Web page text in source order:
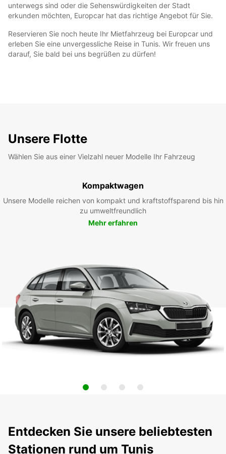
unterwegs sind oder die Sehenswürdigkeiten der Stadt
erkunden möchten, Europcar hat das richtige Angebot für Sie.
Reservieren Sie noch heute Ihr Mietfahrzeug bei Europcar und
erleben Sie eine unvergessliche Reise in Tunis. Wir freuen uns
darauf, Sie bald bei uns begrüßen zu dürfen!
Unsere Flotte
Wählen Sie aus einer Vielzahl neuer Modelle Ihr Fahrzeug
Kompaktwagen
Unsere Modelle reichen von kompakt und kraftstoffsparend bis hin
zu umweltfreundlich
Mehr erfahren
Entdecken Sie unsere beliebtesten
Stationen rund um Tunis